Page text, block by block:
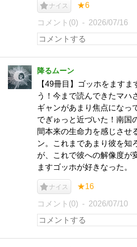
ナイス ★6
コメント(0) 2026/07/16
降るムーン
【49冊目】ゴッホをますま
う！今まで読んできたマハ
ギャンがあまり焦点になっ
でぎゅっと近づいた！南国
間本来の生命力を感じさせ
ン。これまであまり彼を知
が、これで彼への解像度が
ますゴッホが好きなった。
ナイス ★16
コメント(0) 2026/07/10